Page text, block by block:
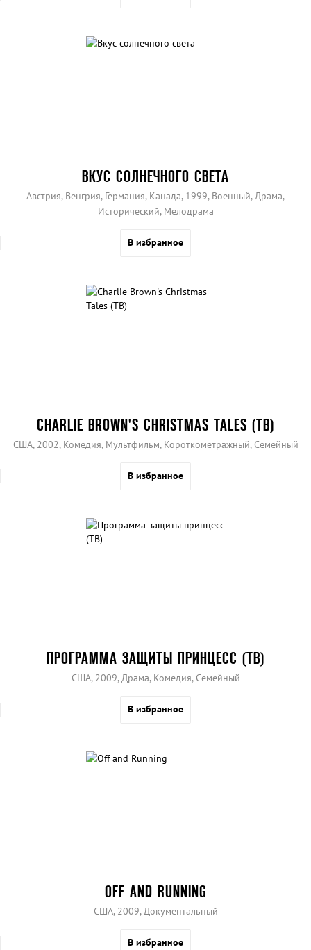
ВКУС СОЛНЕЧНОГО СВЕТА
Австрия, Венгрия, Германия, Канада, 1999, Военный, Драма,
Исторический, Мелодрама
В избранное
CHARLIE BROWN'S CHRISTMAS TALES (ТВ)
США, 2002, Комедия, Мультфильм, Короткометражный, Семейный
В избранное
ПРОГРАММА ЗАЩИТЫ ПРИНЦЕСС (ТВ)
США, 2009, Драма, Комедия, Семейный
В избранное
OFF AND RUNNING
США, 2009, Документальный
В избранное